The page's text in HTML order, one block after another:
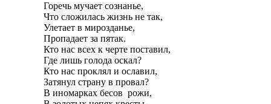
Горечь мучает сознанье,
Что сложилась жизнь не так,
Улетает в мирозданье,
Пропадает за пятак.
Кто нас всех к черте поставил,
Где лишь голода оскал?
Кто нас проклял и ославил,
Затянул страну в провал?
В иномарках бесов рожи,